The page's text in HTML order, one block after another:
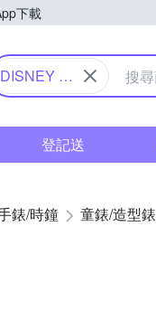
下載
購物中心
DISNEY 迪
登記送
錶/時鐘 童錶/造型錶